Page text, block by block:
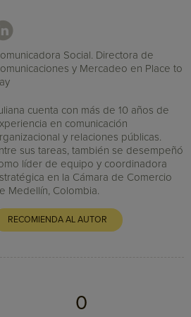
Social. Directora de
y Mercadeo en Place to
cuenta con más de 10 años de
en comunicación
y relaciones públicas.
sus tareas, también se desempeñó
líder de equipo y coordinadora
en la Cámara de Comercio
Medellín, Colombia.
RECOMIENDA AL AUTOR
0